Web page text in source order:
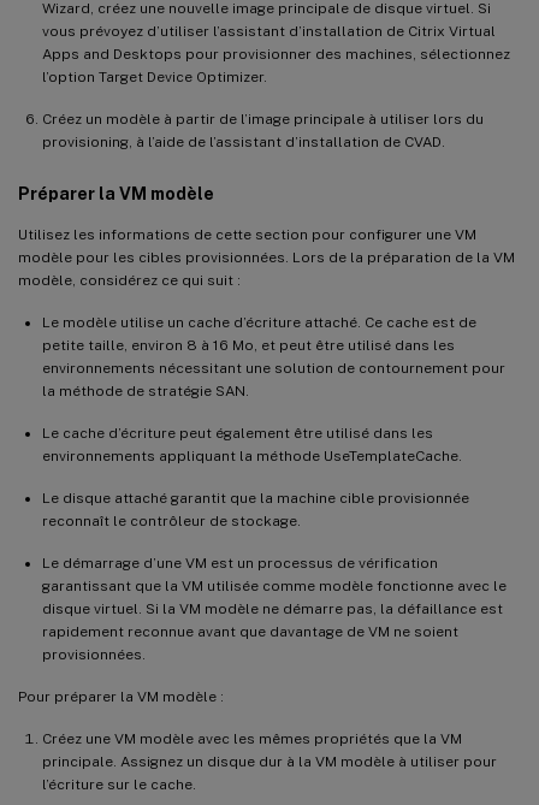
Wizard, créez une nouvelle image principale de disque virtuel. Si
vous prévoyez d’utiliser l’assistant d’installation de Citrix Virtual
Apps and Desktops pour provisionner des machines, sélectionnez
l’option Target Device Optimizer.
Créez un modèle à partir de l’image principale à utiliser lors du
provisioning, à l’aide de l’assistant d’installation de CVAD.
Préparer la VM modèle
Utilisez les informations de cette section pour configurer une VM
modèle pour les cibles provisionnées. Lors de la préparation de la VM
modèle, considérez ce qui suit :
Le modèle utilise un cache d’écriture attaché. Ce cache est de
petite taille, environ 8 à 16 Mo, et peut être utilisé dans les
environnements nécessitant une solution de contournement pour
la méthode de stratégie SAN.
Le cache d’écriture peut également être utilisé dans les
environnements appliquant la méthode UseTemplateCache.
Le disque attaché garantit que la machine cible provisionnée
reconnaît le contrôleur de stockage.
Le démarrage d’une VM est un processus de vérification
garantissant que la VM utilisée comme modèle fonctionne avec le
disque virtuel. Si la VM modèle ne démarre pas, la défaillance est
rapidement reconnue avant que davantage de VM ne soient
provisionnées.
Pour préparer la VM modèle :
Créez une VM modèle avec les mêmes propriétés que la VM
principale. Assignez un disque dur à la VM modèle à utiliser pour
l’écriture sur le cache.